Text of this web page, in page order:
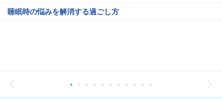
睡眠時の悩みを解消する過ごし方